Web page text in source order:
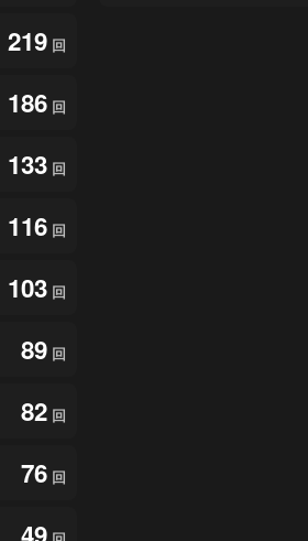
219 回
186 回
133 回
116 回
103 回
89 回
82 回
76 回